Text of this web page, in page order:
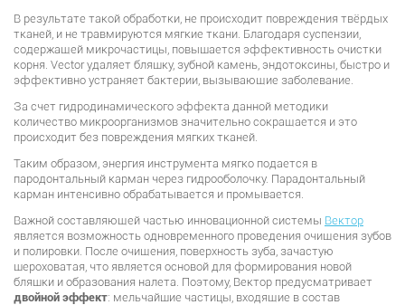
В результате такой обработки, не происходит повреждения твёрдых
тканей, и не травмируются мягкие ткани. Благодаря суспензии,
содержащей микрочастицы, повышается эффективность очистки
корня. Vector удаляет бляшку, зубной камень, эндотоксины, быстро и
эффективно устраняет бактерии, вызывающие заболевание.
За счет гидродинамического эффекта данной методики
количество микроорганизмов значительно сокращается и это
происходит без повреждения мягких тканей.
Таким образом, энергия инструмента мягко подается в
пародонтальный карман через гидрооболочку. Парадонтальный
карман интенсивно обрабатывается и промывается.
Важной составляющей частью инновационной системы Вектор
является возможность одновременного проведения очищения зубов
и полировки. После очищения, поверхность зуба, зачастую
шероховатая, что является основой для формирования новой
бляшки и образования налета. Поэтому, Вектор предусматривает
двойной эффект: мельчайшие частицы, входящие в состав